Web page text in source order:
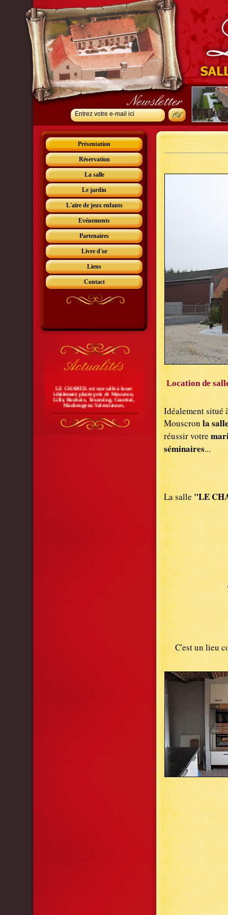
Présentation
Réservation
La salle
Le jardin
L'aire de jeux enfants
Evénements
Partenaires
Livre d'or
Liens
Contact
idéalement placée près de Mouscron,
Lille, Roubaix, Tourcoing, Courtrai,
Maubeuge ou Valenciennes.
Location de
Idéalement situé
Mouscronla
réussir votre
séminaires...
La salle"LE
C'est un lieu